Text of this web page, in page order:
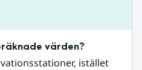
värden?
istället